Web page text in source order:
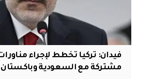
فيدان: تركيا تخطط لإجراء
مشتركة مع السعودية وباكستان